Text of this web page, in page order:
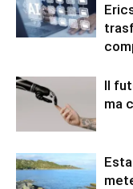
Il
ma